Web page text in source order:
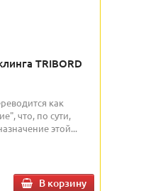
TRIBORD
как
что, по сути,
этой...
В корзину